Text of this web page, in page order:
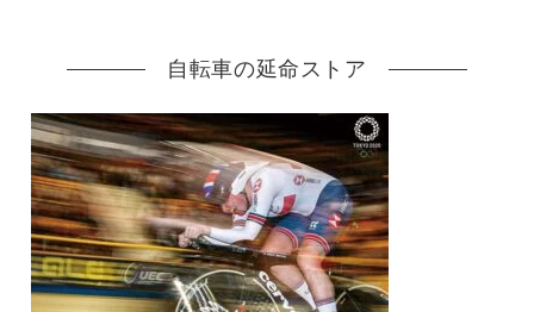
自転車の延命ストア